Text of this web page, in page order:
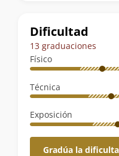
ruta
Dificultad
13 graduaciones
Físico
Técnica
Exposición
Gradúa la